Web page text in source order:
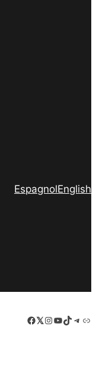
EspagnolEnglish
Facebook
LinkedIn
Instagram
YouTube
TikTok